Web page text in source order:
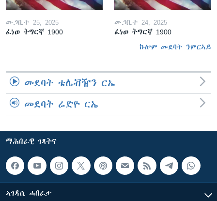
መጋቢት 25, 2025
ፈነወ ትግርኛ 1900
መጋቢት 24, 2025
ፈነወ ትግርኛ 1900
ኩሎም መደባት ንምርኣይ
መደባት ቴሌቭዥን ርኤ
መደባት ሬድዮ ርኤ
ማሕበራዊ ገጻትና
ኣገዳሲ ሓበሬታ